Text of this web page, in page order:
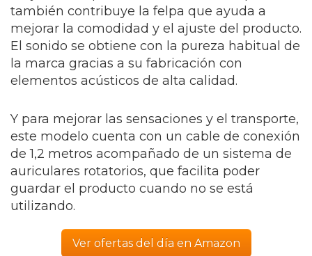
también contribuye la felpa que ayuda a
mejorar la comodidad y el ajuste del producto.
El sonido se obtiene con la pureza habitual de
la marca gracias a su fabricación con
elementos acústicos de alta calidad.
Y para mejorar las sensaciones y el transporte,
este modelo cuenta con un cable de conexión
de 1,2 metros acompañado de un sistema de
auriculares rotatorios, que facilita poder
guardar el producto cuando no se está
utilizando.
Ver ofertas del día en Amazon